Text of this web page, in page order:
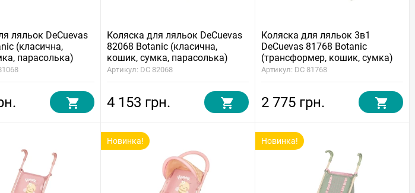
ляльок DeCuevas
(класична,
парасолька)
Коляска для ляльок DeCuevas
82068 Botanic (класична,
кошик, сумка, парасолька)
Артикул: DC 82068
4 153 грн.
Коляска для ляльок 3в1
DeCuevas 81768 Botanic
(трансформер, кошик, сумка)
Артикул: DC 81768
2 775 грн.
Новинка! Новинка!